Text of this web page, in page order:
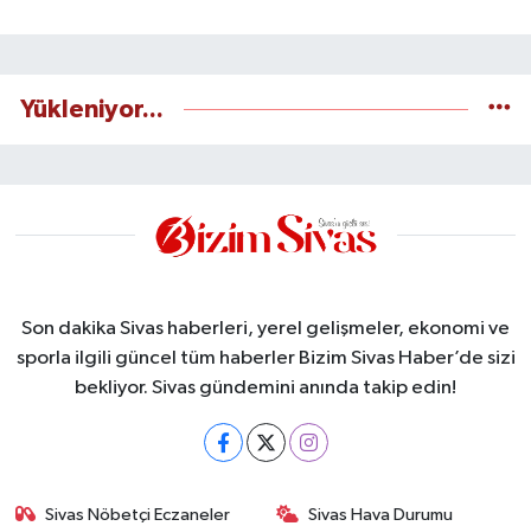
Yükleniyor...
Son dakika Sivas haberleri, yerel gelişmeler, ekonomi ve
sporla ilgili güncel tüm haberler Bizim Sivas Haber’de sizi
bekliyor. Sivas gündemini anında takip edin!
Sivas Nöbetçi Eczaneler Sivas Hava Durumu